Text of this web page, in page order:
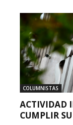
COLUMNISTAS
ACTIVIDAD
CUMPLIR